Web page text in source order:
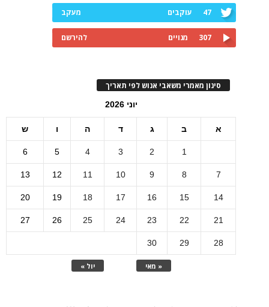
47 עוקבים מעקב
307 מנויים להירשם
סינון מאמרי משאבי אנוש לפי תאריך
יוני 2026
א ב ג ד ה ו ש
« מאי יול »
1
2
3
4
5
6
7
8
9
10
11
12
13
14
15
16
17
18
19
20
21
22
23
24
25
26
27
28
29
30